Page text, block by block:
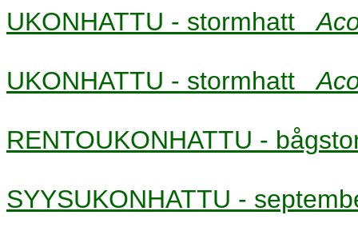
UKONHATTU - stormhatt
UKONHATTU - stormhatt
RENTOUKONHATTU -
SYYSUKONHATTU -